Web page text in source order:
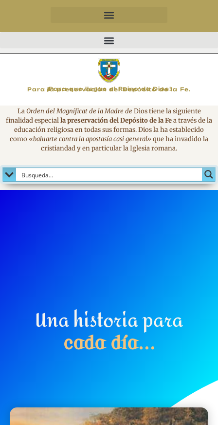
Para la preservación del Depósito de la Fe.
¡Para que llegue el Reino de Dios!
MAGNIFICAT
LaOrden del Magníficat de la Madre deDios tiene la siguiente
finalidad especialla preservación del Depósito de la Fea través de la
educación religiosa en todas sus formas. Dios la ha establecido
como «baluarte contra la apostasía casi general» que ha invadido la
cristiandad y en particular la Iglesia romana.
Una historia para
cada día...